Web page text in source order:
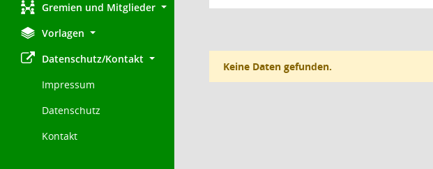
Gremien und Mitglieder
Vorlagen
Datenschutz/Kontakt
Impressum
Datenschutz
Kontakt
Keine Daten gefunden.